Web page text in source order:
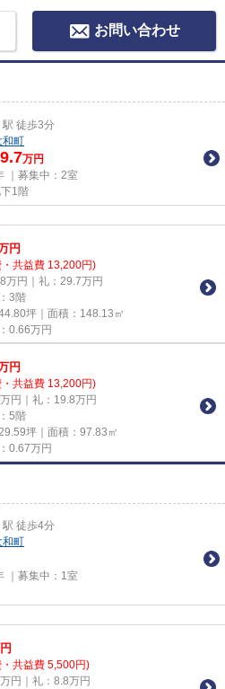
お問い合わせ
駅 徒歩3分
和町
万円
｜募集中： 2室
1階
円
共益費 13,200円)
万円｜礼：29.7万円
3階
坪｜面積：148.13㎡
0.66万円
円
共益費 13,200円)
円｜礼：19.8万円
5階
坪｜面積：97.83㎡
0.67万円
駅 徒歩4分
和町
｜募集中： 1室
円
共益費 5,500円)
円｜礼：8.8万円